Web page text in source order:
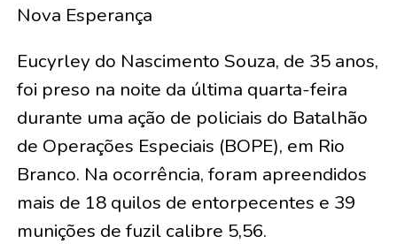
Nova Esperança
Eucyrley do Nascimento Souza, de 35 anos,
foi preso na noite da última quarta-feira
durante uma ação de policiais do Batalhão
de Operações Especiais (BOPE), em Rio
Branco. Na ocorrência, foram apreendidos
mais de 18 quilos de entorpecentes e 39
munições de fuzil calibre 5,56.